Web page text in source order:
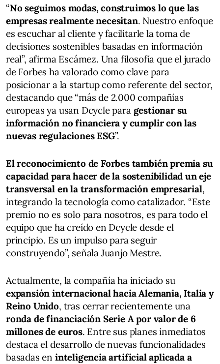
“No seguimos modas, construimos lo que las
empresas realmente necesitan. Nuestro enfoque
es escuchar al cliente y facilitarle la toma de
decisiones sostenibles basadas en información
real”, afirma Escámez. Una filosofía que el jurado
de Forbes ha valorado como clave para
posicionar a la startup como referente del sector,
destacando que “más de 2.000 compañías
europeas ya usan Dcycle para gestionar su
información no financiera y cumplir con las
nuevas regulaciones ESG”.
El reconocimiento de Forbes también premia su
capacidad para hacer de la sostenibilidad un eje
transversal en la transformación empresarial,
integrando la tecnología como catalizador. “Este
premio no es solo para nosotros, es para todo el
equipo que ha creído en Dcycle desde el
principio. Es un impulso para seguir
construyendo”, señala Juanjo Mestre.
Actualmente, la compañía ha iniciado su
expansión internacional hacia Alemania, Italia y
Reino Unido, tras cerrar recientemente una
ronda de financiación Serie A por valor de 6
millones de euros. Entre sus planes inmediatos
destaca el desarrollo de nuevas funcionalidades
basadas en inteligencia artificial aplicada a